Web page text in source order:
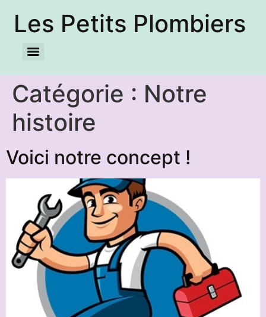
Les Petits Plombiers
Catégorie : Notre
histoire
Voici notre concept !